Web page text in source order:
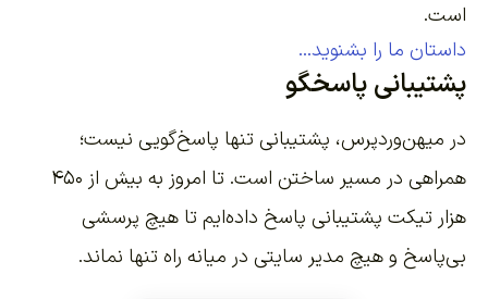
است.
داستان ما را بشنوید...
پشتیبانی پاسخگو
در میهن‌وردپرس، پشتیبانی تنها پاسخ‌گویی نیست؛
همراهی در مسیر ساختن است. تا امروز به بیش از ۴۵۰
هزار تیکت پشتیبانی پاسخ داده‌ایم تا هیچ پرسشی
بی‌پاسخ و هیچ مدیر سایتی در میانه راه تنها نماند.